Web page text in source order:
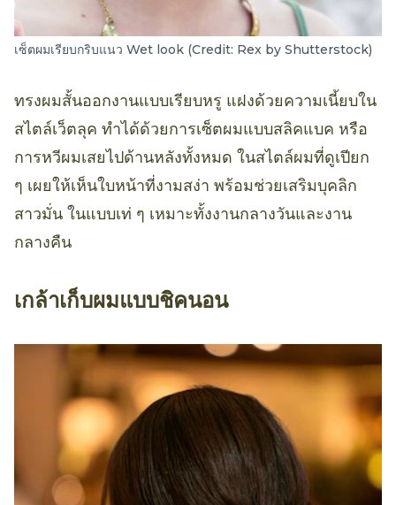
เซ็ตผมเรียบกริบแนว Wet look (Credit: Rex by Shutterstock)
ทรงผมสั้นออกงานแบบเรียบหรู แฝงด้วยความเนี้ยบใน
สไตล์เว็ตลุค ทำได้ด้วยการเซ็ตผมแบบสลิคแบค หรือ
การหวีผมเสยไปด้านหลังทั้งหมด ในสไตล์ผมที่ดูเปียก
ๆ เผยให้เห็นใบหน้าที่งามสง่า พร้อมช่วยเสริมบุคลิก
สาวมั่น ในแบบเท่ ๆ เหมาะทั้งงานกลางวันและงาน
กลางคืน
เกล้าเก็บผมแบบชิคนอน